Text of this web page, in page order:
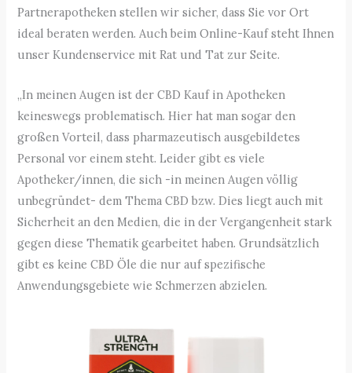
Partnerapotheken stellen wir sicher, dass Sie vor Ort
ideal beraten werden. Auch beim Online-Kauf steht Ihnen
unser Kundenservice mit Rat und Tat zur Seite.
„In meinen Augen ist der CBD Kauf in Apotheken
keineswegs problematisch. Hier hat man sogar den
großen Vorteil, dass pharmazeutisch ausgebildetes
Personal vor einem steht. Leider gibt es viele
Apotheker/innen, die sich -in meinen Augen völlig
unbegründet- dem Thema CBD bzw. Dies liegt auch mit
Sicherheit an den Medien, die in der Vergangenheit stark
gegen diese Thematik gearbeitet haben. Grundsätzlich
gibt es keine CBD Öle die nur auf spezifische
Anwendungsgebiete wie Schmerzen abzielen.